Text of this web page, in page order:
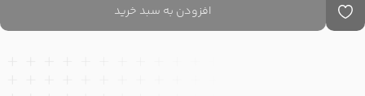
افزودن به سبد خرید